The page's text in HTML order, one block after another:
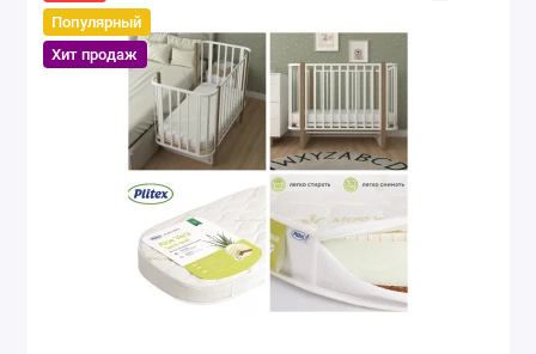
Популярный
Хит продаж